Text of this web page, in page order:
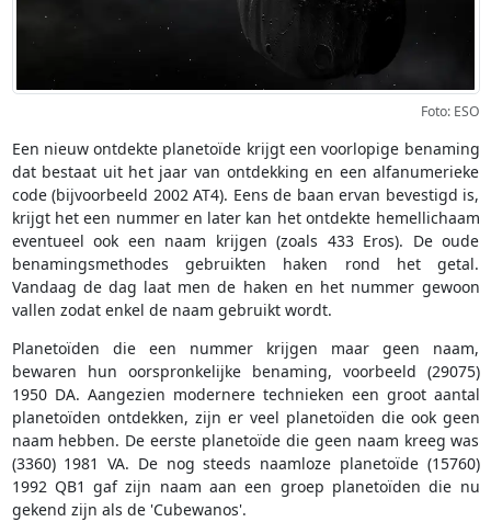
Foto: ESO
Een nieuw ontdekte planetoïde krijgt een voorlopige benaming
dat bestaat uit het jaar van ontdekking en een alfanumerieke
code (bijvoorbeeld 2002 AT4). Eens de baan ervan bevestigd is,
krijgt het een nummer en later kan het ontdekte hemellichaam
eventueel ook een naam krijgen (zoals 433 Eros). De oude
benamingsmethodes gebruikten haken rond het getal.
Vandaag de dag laat men de haken en het nummer gewoon
vallen zodat enkel de naam gebruikt wordt.
Planetoïden die een nummer krijgen maar geen naam,
bewaren hun oorspronkelijke benaming, voorbeeld (29075)
1950 DA. Aangezien modernere technieken een groot aantal
planetoïden ontdekken, zijn er veel planetoïden die ook geen
naam hebben. De eerste planetoïde die geen naam kreeg was
(3360) 1981 VA. De nog steeds naamloze planetoïde (15760)
1992 QB1 gaf zijn naam aan een groep planetoïden die nu
gekend zijn als de 'Cubewanos'.